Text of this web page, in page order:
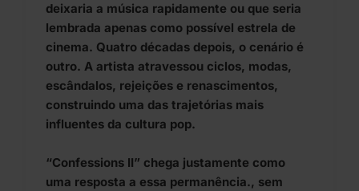
deixaria a música rapidamente ou que seria
lembrada apenas como possível estrela de
cinema. Quatro décadas depois, o cenário é
outro. A artista atravessou ciclos, modas,
escândalos, rejeições e renascimentos,
construindo uma das trajetórias mais
influentes da cultura pop.
“Confessions II” chega justamente como
uma resposta a essa permanência., sem